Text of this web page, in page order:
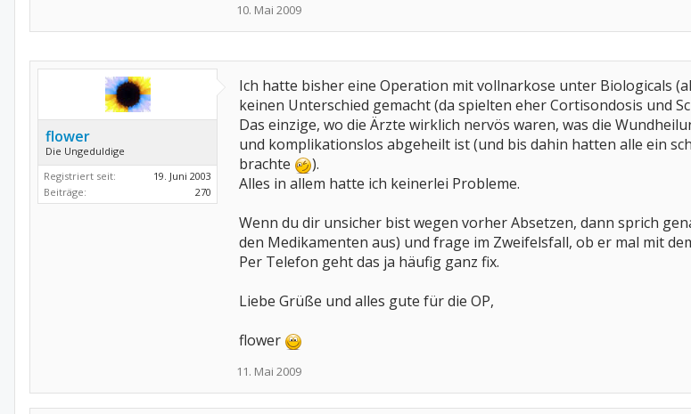
10. Mai 2009
flower
Die Ungeduldige
Registriert seit:
19. Juni 2003
Beiträge:
270
Ich hatte bisher eine Operation mit vollnarkose unter Biologicals
keinen Unterschied gemacht (da spielten eher Cortisondosis und
Das einzige, wo die Ärzte wirklich nervös waren, was die
und komplikationslos abgeheilt ist (und bis dahin hatten alle ein
brachte
).
Alles in allem hatte ich keinerlei Probleme.
Wenn du dir unsicher bist wegen vorher Absetzen, dann sprich
den Medikamenten aus) und frage im Zweifelsfall, ob er mal mit
Per Telefon geht das ja häufig ganz fix.
Liebe Grüße und alles gute für die OP,
flower
11. Mai 2009